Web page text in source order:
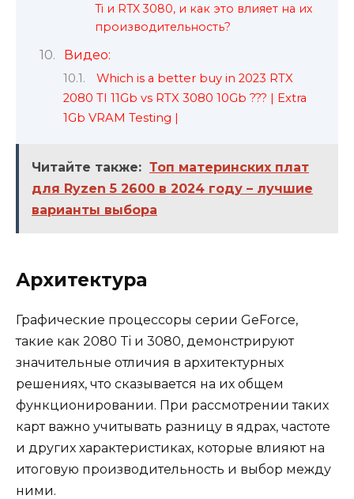
Ti и RTX 3080, и как это влияет на их
производительность?
Видео:
Which is a better buy in 2023 RTX
2080 TI 11Gb vs RTX 3080 10Gb ??? | Extra
1Gb VRAM Testing |
Читайте также: Топ материнских плат
для Ryzen 5 2600 в 2024 году – лучшие
варианты выбора
Архитектура
Графические процессоры серии GeForce,
такие как 2080 Ti и 3080, демонстрируют
значительные отличия в архитектурных
решениях, что сказывается на их общем
функционировании. При рассмотрении таких
карт важно учитывать разницу в ядрах, частоте
и других характеристиках, которые влияют на
итоговую производительность и выбор между
ними.